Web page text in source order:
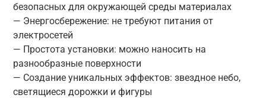
безопасных для окружающей среды материалах
— Энергосбережение: не требуют питания от
электросетей
— Простота установки: можно наносить на
разнообразные поверхности
— Создание уникальных эффектов: звездное небо,
светящиеся дорожки и фигуры